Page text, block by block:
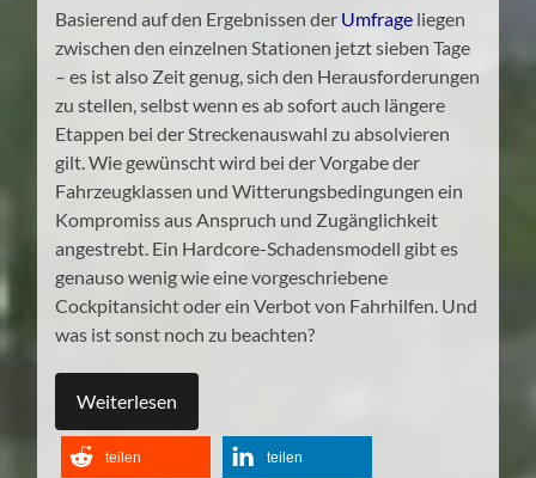
Basierend auf den Ergebnissen der Umfrage liegen
zwischen den einzelnen Stationen jetzt sieben Tage
– es ist also Zeit genug, sich den Herausforderungen
zu stellen, selbst wenn es ab sofort auch längere
Etappen bei der Streckenauswahl zu absolvieren
gilt. Wie gewünscht wird bei der Vorgabe der
Fahrzeugklassen und Witterungsbedingungen ein
Kompromiss aus Anspruch und Zugänglichkeit
angestrebt. Ein Hardcore-Schadensmodell gibt es
genauso wenig wie eine vorgeschriebene
Cockpitansicht oder ein Verbot von Fahrhilfen. Und
was ist sonst noch zu beachten?
Weiterlesen
teilen teilen